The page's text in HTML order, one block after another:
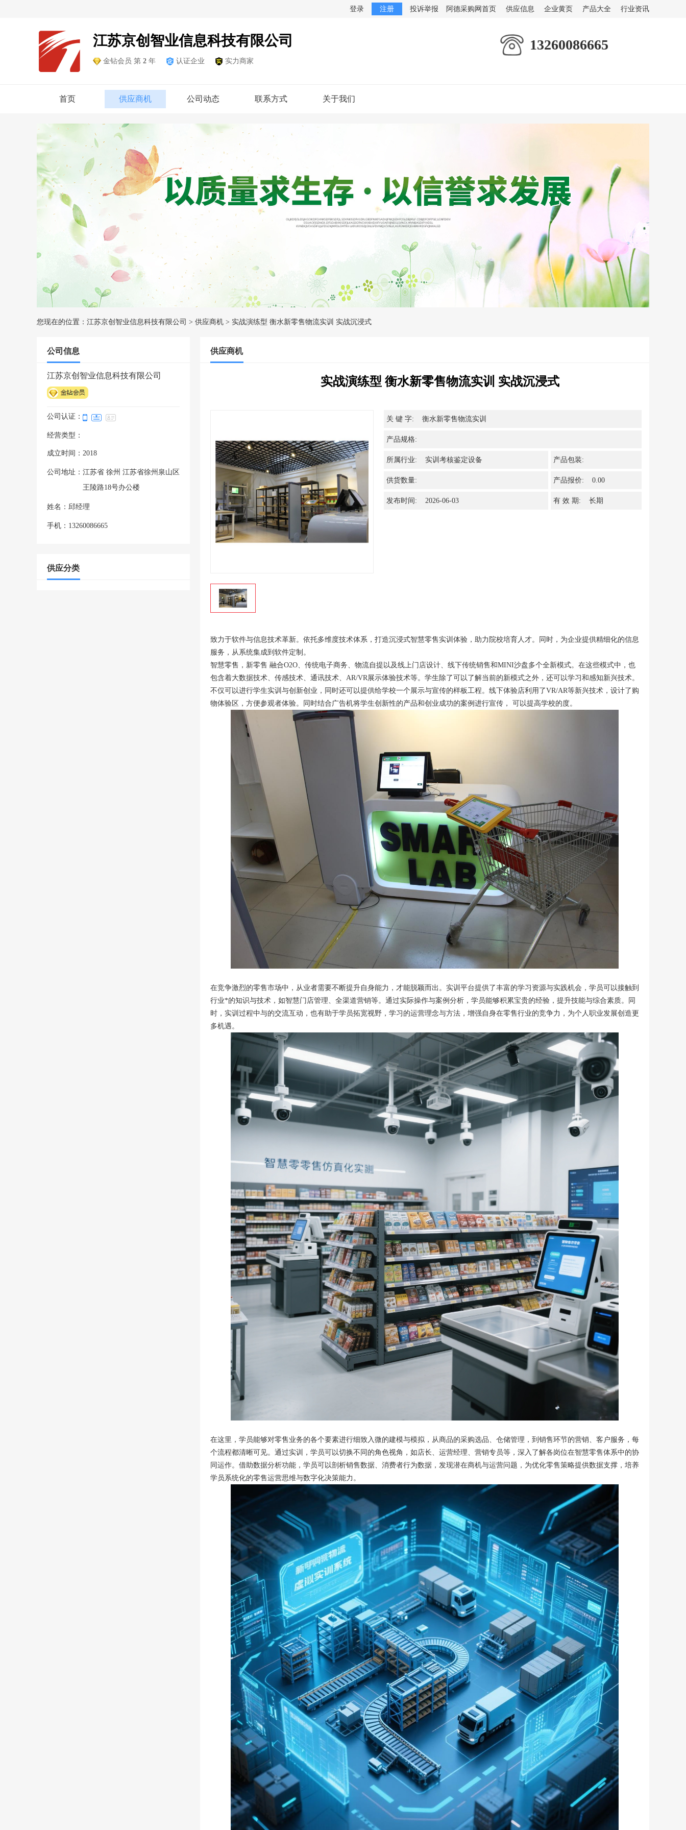
登录 注册 投诉举报 阿德采购网首页 供应信息 企业黄页 产品大全 行业资讯
江苏京创智业信息科技有限公司
金钻会员 第 2 年 认证企业 实力商家
13260086665
首页 供应商机 公司动态 联系方式 关于我们
您现在的位置： 江苏京创智业信息科技有限公司 > 供应商机 > 实战演练型 衡水新零售物流实训 实战沉浸式
公司信息
江苏京创智业信息科技有限公司
公司认证：
经营类型：
成立时间：2018
公司地址： 江苏省 徐州 江苏省徐州泉山区
王陵路18号办公楼
姓名：邱经理
手机：13260086665
供应分类
供应商机
实战演练型 衡水新零售物流实训 实战沉浸式
关 键 字: 衡水新零售物流实训
产品规格:
所属行业: 实训考核鉴定设备 产品包装:
供货数量: 产品报价: 0.00
发布时间: 2026-06-03 有 效 期: 长期
致力于软件与信息技术革新。依托多维度技术体系，打造沉浸式智慧零售实训体验，助力院校培育人才。同时，为企业提供精细化的信息
服务，从系统集成到软件定制。
智慧零售，新零售 融合O2O、传统电子商务、物流自提以及线上门店设计、线下传统销售和MINI沙盘多个全新模式。在这些模式中，也
包含着大数据技术、传感技术、通讯技术、AR/VR展示体验技术等。学生除了可以了解当前的新模式之外，还可以学习和感知新兴技术。
不仅可以进行学生实训与创新创业，同时还可以提供给学校一个展示与宣传的样板工程。线下体验店利用了VR/AR等新兴技术，设计了购
物体验区，方便参观者体验。同时结合广告机将学生创新性的产品和创业成功的案例进行宣传， 可以提高学校的度。
在竞争激烈的零售市场中，从业者需要不断提升自身能力，才能脱颖而出。实训平台提供了丰富的学习资源与实践机会，学员可以接触到
行业*的知识与技术，如智慧门店管理、全渠道营销等。通过实际操作与案例分析，学员能够积累宝贵的经验，提升技能与综合素质。同
时，实训过程中与的交流互动，也有助于学员拓宽视野，学习的运营理念与方法，增强自身在零售行业的竞争力，为个人职业发展创造更
多机遇。
在这里，学员能够对零售业务的各个要素进行细致入微的建模与模拟，从商品的采购选品、仓储管理，到销售环节的营销、客户服务，每
个流程都清晰可见。通过实训，学员可以切换不同的角色视角，如店长、运营经理、营销专员等，深入了解各岗位在智慧零售体系中的协
同运作。借助数据分析功能，学员可以剖析销售数据、消费者行为数据，发现潜在商机与运营问题，为优化零售策略提供数据支撑，培养
学员系统化的零售运营思维与数字化决策能力。